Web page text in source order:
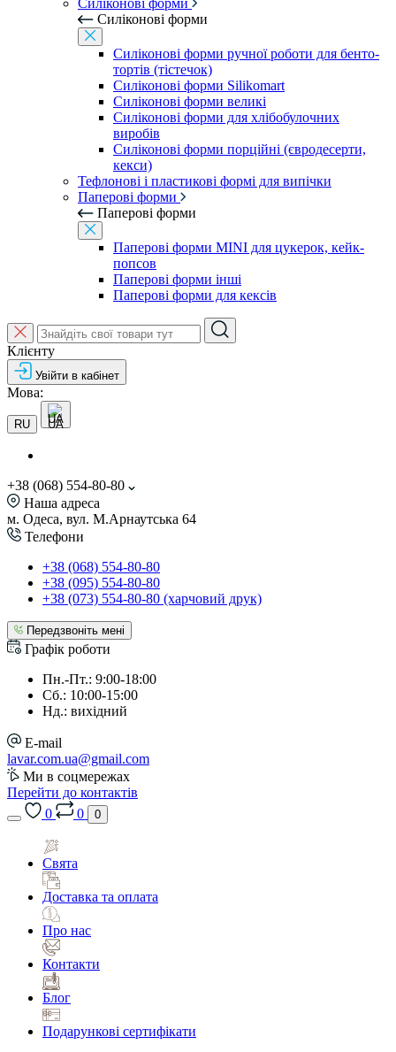
Силіконові форми
Силіконові форми
Силіконові форми ручної роботи для бенто-
тортів (тістечок)
Силіконові форми Silikomart
Силіконові форми великі
Силіконові форми для хлібобулочних
виробів
Силіконові форми порційні (євродесерти,
кекси)
Тефлонові і пластикові формі для випічки
Паперові форми
Паперові форми
Паперові форми MINI для цукерок, кейк-
попсов
Паперові форми інші
Паперові форми для кексів
Клієнту
Увійти в кабінет
Мова:
RU UA
+38 (068) 554-80-80
Наша адреса
м. Одеса, вул. М.Арнаутська 64
Телефони
+38 (068) 554-80-80
+38 (095) 554-80-80
+38 (073) 554-80-80 (харчовий друк)
Передзвоніть мені
Графік роботи
Пн.-Пт.: 9:00-18:00
Сб.: 10:00-15:00
Нд.: вихідний
E-mail
lavar.com.ua@gmail.com
Ми в соцмережах
Перейти до контактів
0
0 0
Свята
Доставка та оплата
Про нас
Контакти
Блог
Подарункові сертифікати